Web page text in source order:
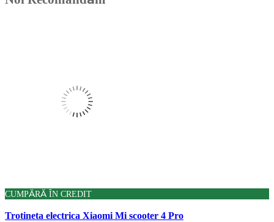
CUMPĂRĂ ÎN CREDIT
Trotineta electrica Xiaomi Mi scooter 4 Pro